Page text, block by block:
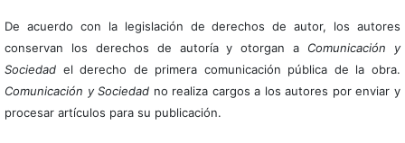
De acuerdo con la legislación de derechos de autor, los autores
conservan los derechos de autoría y otorgan a Comunicación y
Sociedadel derecho de primera comunicación pública de la obra.
Comunicación y Sociedad no realiza cargos a los autores por enviar y
procesar artículos para su publicación.